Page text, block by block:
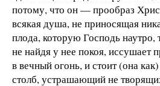
потому, что он — прообраз
всякая душа, не приносящая
плода, которую Господь наутро,
не найдя у нее покоя, иссушает
в вечный огонь, и стоит (она
столб, устрашающий не